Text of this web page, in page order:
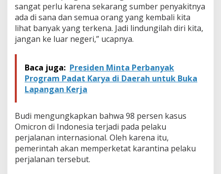
sangat perlu karena sekarang sumber penyakitnya
ada di sana dan semua orang yang kembali kita
lihat banyak yang terkena. Jadi lindungilah diri kita,
jangan ke luar negeri,” ucapnya.
Baca juga: Presiden Minta Perbanyak
Program Padat Karya di Daerah untuk Buka
Lapangan Kerja
Budi mengungkapkan bahwa 98 persen kasus
Omicron di Indonesia terjadi pada pelaku
perjalanan internasional. Oleh karena itu,
pemerintah akan memperketat karantina pelaku
perjalanan tersebut.